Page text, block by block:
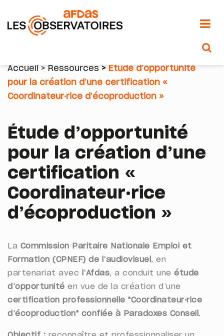
au
contenu
principal
Fil
Accueil Ressources
Étude d’opportunité
pour la création d’une certification «
Coordinateur·rice d’écoproduction »
Étude d’opportunité
pour la création d’une
certification «
Coordinateur·rice
d’écoproduction »
La Commission Paritaire Nationale Emploi et
Formation (CPNEF) de l’audiovisuel , en
partenariat avec
l’Afdas, a conduit une étude
d’opportunité en vue de la création d’une
certification professionnelle "Coordinateur·rice
d’écoproduction" confiée à Paradoxes Conseil .